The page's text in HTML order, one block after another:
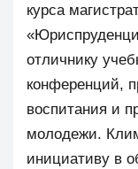
курса
отличнику
конференций,
воспитания и
молодежи.
инициативу в